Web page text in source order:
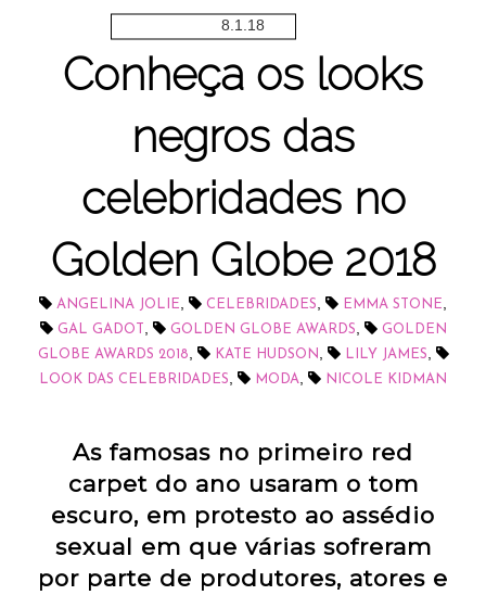
8.1.18
Conheça os looks
negros das
celebridades no
Golden Globe 2018
ANGELINA JOLIE CELEBRIDADES EMMA STONE
GAL GADOT GOLDEN GLOBE AWARDS
GOLDEN
GLOBE AWARDS 2018
KATE HUDSON LILY JAMES
LOOK DAS CELEBRIDADES MODA NICOLE KIDMAN
As famosas no primeiro red
carpet do ano usaram o tom
escuro, em protesto ao assédio
sexual em que várias sofreram
por parte de produtores, atores e